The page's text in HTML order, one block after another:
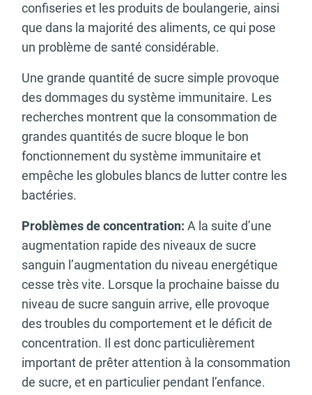
confiseries et les produits de boulangerie, ainsi
que dans la majorité des aliments, ce qui pose
un problème de santé considérable.
Une grande quantité de sucre simple provoque
des dommages du système immunitaire. Les
recherches montrent que la consommation de
grandes quantités de sucre bloque le bon
fonctionnement du système immunitaire et
empêche les globules blancs de lutter contre les
bactéries.
Problèmes de concentration: A la suite d’une
augmentation rapide des niveaux de sucre
sanguin l’augmentation du niveau energétique
cesse très vite. Lorsque la prochaine baisse du
niveau de sucre sanguin arrive, elle provoque
des troubles du comportement et le déficit de
concentration. Il est donc particulièrement
important de prêter attention à la consommation
de sucre, et en particulier pendant l’enfance.